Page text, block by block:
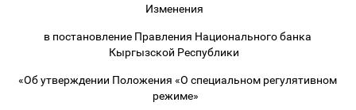
Изменения
в постановление Правления Национального банка
Кыргызской Республики
«Об утверждении Положения «О специальном регулятивном
режиме»